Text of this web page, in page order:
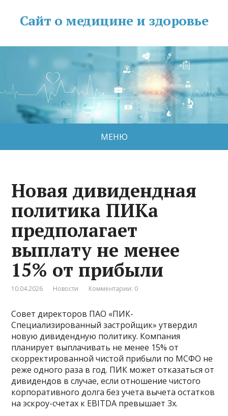
Сайт о медицине и здоровье
МЕНЮ
Новая дивидендная
политика ПИКа
предполагает
выплату не менее
15% от прибыли
10.04.2026 Новости Комментарии: 0
Совет директоров ПАО «ПИК-
Специализированный застройщик» утвердил
новую дивидендную политику. Компания
планирует выплачивать не менее 15% от
скорректированной чистой прибыли по МСФО не
реже одного раза в год. ПИК может отказаться от
дивидендов в случае, если отношение чистого
корпоративного долга без учета вычета остатков
на эскроу-счетах к EBITDA превышает 3х.